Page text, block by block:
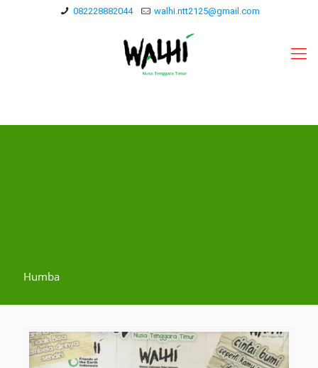
082228882044 walhi.ntt2125@gmail.com
Humba